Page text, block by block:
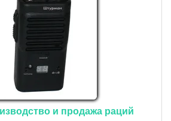
и продажа раций